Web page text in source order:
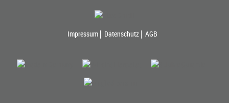
Impressum Datenschutz AGB